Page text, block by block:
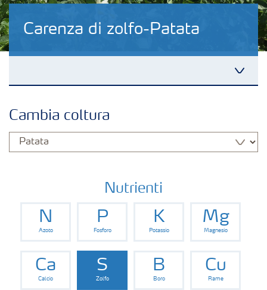
Carenza di zolfo-Patata
Concimi
Fertirrigazione
NPK
Cambia coltura
Nutrienti
N
Azoto
P
Fosforo
K
Potassio
Mg
Magnesio
Ca
Calcio
S
Zolfo
B
Boro
Cu
Rame